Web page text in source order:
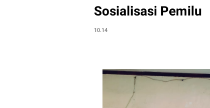
Sosialisasi Pemilu
10.14